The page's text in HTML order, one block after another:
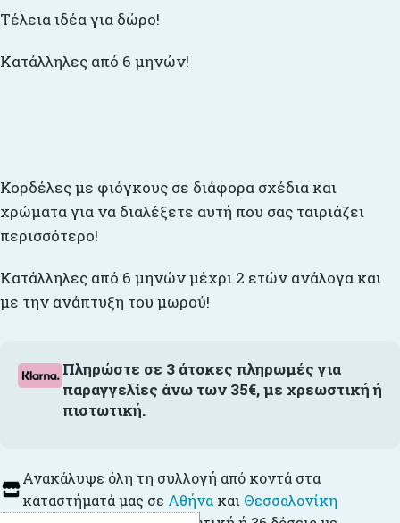
Τέλεια ιδέα για δώρο!
Κατάλληλες από 6 μηνών!
Κορδέλες με φιόγκους σε διάφορα σχέδια και
χρώματα για να διαλέξετε αυτή που σας ταιριάζει
περισσότερο!
Κατάλληλες από 6 μηνών μέχρι 2 ετών ανάλογα και
με την ανάπτυξη του μωρού!
Πληρώστε σε 3 άτοκες πληρωμές για
παραγγελίες άνω των 35€, με χρεωστική ή
πιστωτική.
Ανακάλυψε όλη τη συλλογή από κοντά στα
καταστήματά μας σε Αθήνα και Θεσσαλονίκη